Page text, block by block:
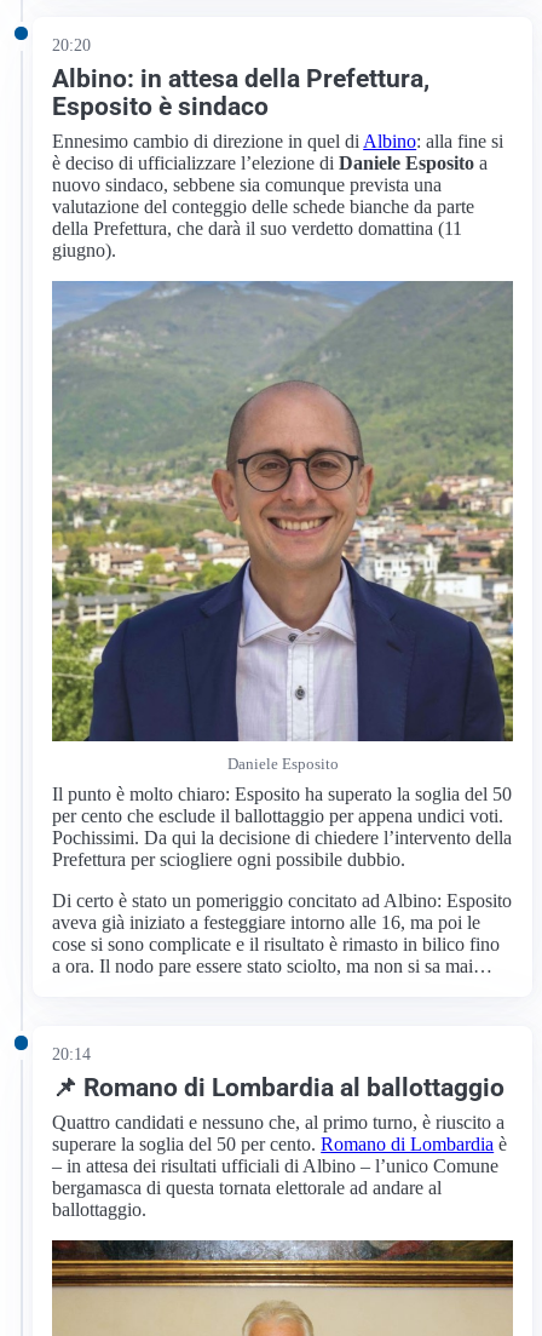
20:20
Albino: in attesa della Prefettura,
Esposito è sindaco
Ennesimo cambio di direzione in quel di Albino: alla fine si
è deciso di ufficializzare l’elezione diDaniele Esposito a
nuovo sindaco, sebbene sia comunque prevista una
valutazione del conteggio delle schede bianche da parte
della Prefettura, che darà il suo verdetto domattina (11
giugno).
Daniele Esposito
Il punto è molto chiaro: Esposito ha superato la soglia del 50
per cento che esclude il ballottaggio per appena undici voti.
Pochissimi. Da qui la decisione di chiedere l’intervento della
Prefettura per sciogliere ogni possibile dubbio.
Di certo è stato un pomeriggio concitato ad Albino: Esposito
aveva già iniziato a festeggiare intorno alle 16, ma poi le
cose si sono complicate e il risultato è rimasto in bilico fino
a ora. Il nodo pare essere stato sciolto, ma non si sa mai…
20:14
📌 Romano di Lombardia al ballottaggio
Quattro candidati e nessuno che, al primo turno, è riuscito a
superare la soglia del 50 per cento.Romano di Lombardia è
– in attesa dei risultati ufficiali di Albino – l’unico Comune
bergamasca di questa tornata elettorale ad andare al
ballottaggio.